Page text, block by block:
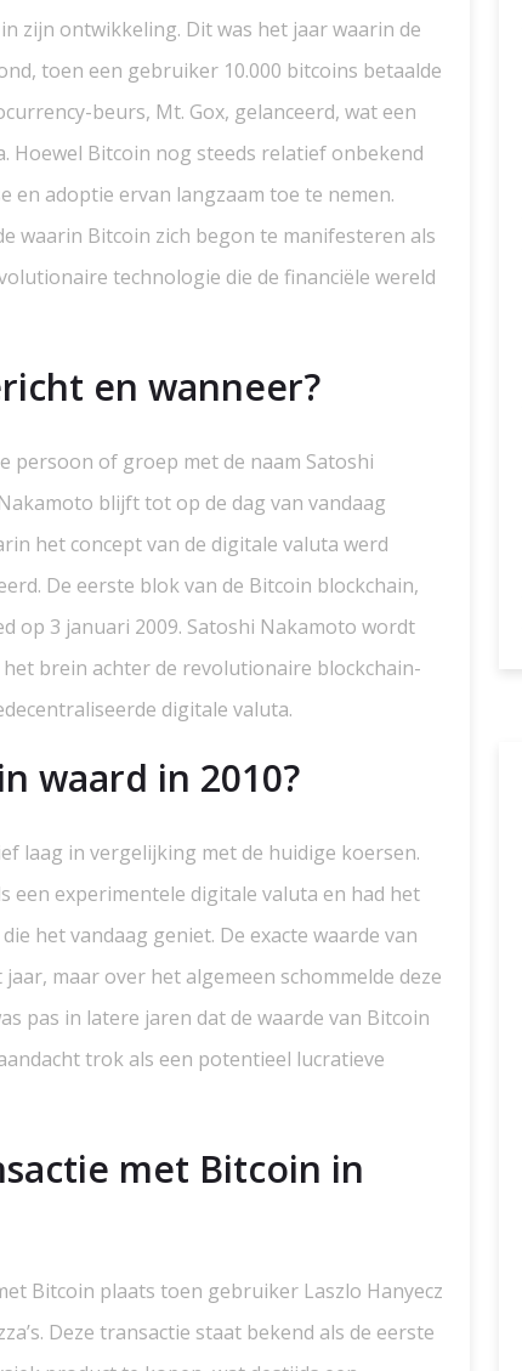
zijn ontwikkeling. Dit was het jaar waarin de
toen een gebruiker 10.000 bitcoins betaalde
beurs, Mt. Gox, gelanceerd, wat een
Hoewel Bitcoin nog steeds relatief onbekend
adoptie ervan langzaam toe te nemen.
waarin Bitcoin zich begon te manifesteren als
technologie die de financiële wereld
en wanneer?
persoon of groep met de naam Satoshi
blijft tot op de dag van vandaag
het concept van de digitale valuta werd
De eerste blok van de Bitcoin blockchain,
op 3 januari 2009. Satoshi Nakamoto wordt
brein achter de revolutionaire blockchain-
digitale valuta.
waard in 2010?
laag in vergelijking met de huidige koersen.
een experimentele digitale valuta en had het
het vandaag geniet. De exacte waarde van
maar over het algemeen schommelde deze
pas in latere jaren dat de waarde van Bitcoin
trok als een potentieel lucratieve
met Bitcoin in
Bitcoin plaats toen gebruiker Laszlo Hanyecz
Deze transactie staat bekend als de eerste